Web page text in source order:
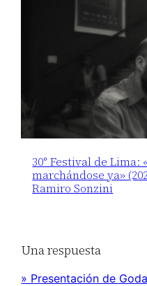
30° Festival de Lima:
marchándose ya»
Ramiro Sonzini
Una respuesta
» Presentación de